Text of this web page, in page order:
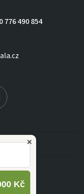
776 490 854
Kč